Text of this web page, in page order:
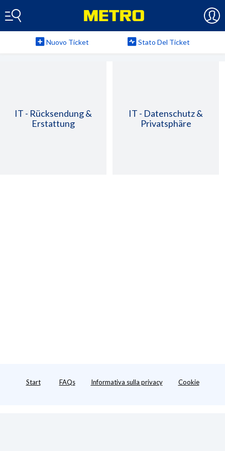
Nuovo Ticket Stato Del Ticket
IT - Rücksendung &
Erstattung
IT - Datenschutz &
Privatsphäre
Start FAQs Informativa sulla privacy Cookie